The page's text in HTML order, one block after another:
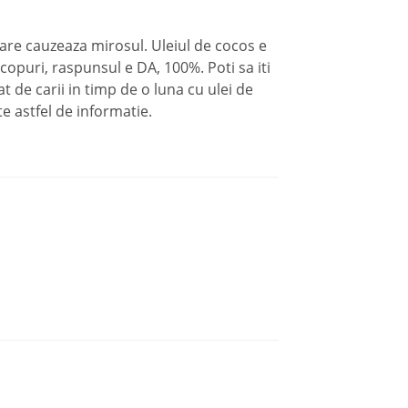
cauzeaza mirosul. Uleiul de cocos e
raspunsul e DA, 100%. Poti sa iti
de carii in timp de o luna cu ulei de
astfel de informatie.